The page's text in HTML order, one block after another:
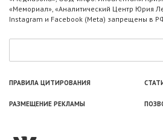
«Мемориал», «Аналитический Центр Юрия
Instagram и Facebook (Metа) запрещены в
ПРАВИЛА ЦИТИРОВАНИЯ
РАЗМЕЩЕНИЕ РЕКЛАМЫ